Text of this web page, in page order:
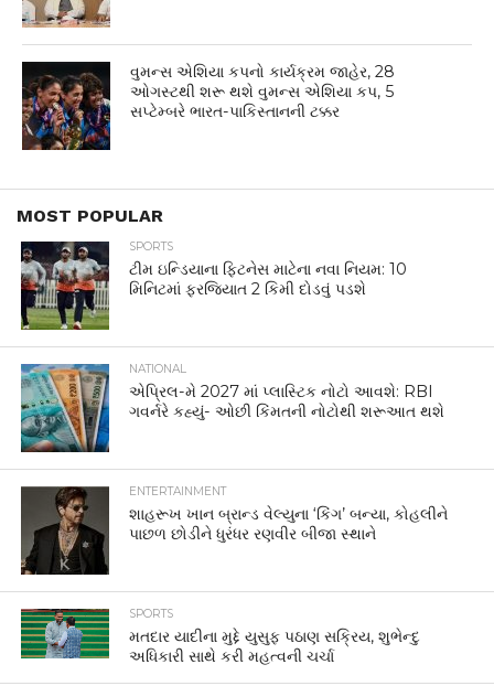
વુમન્સ એશિયા કપનો કાર્યક્રમ જાહેર, 28
ઓગસ્ટથી શરૂ થશે વુમન્સ એશિયા કપ, 5
સપ્ટેમ્બરે ભારત-પાકિસ્તાનની ટક્કર
MOST POPULAR
SPORTS
ટીમ ઇન્ડિયાના ફિટનેસ માટેના નવા નિયમ: 10
મિનિટમાં ફરજિયાત 2 કિમી દોડવું પડશે
NATIONAL
એપ્રિલ-મે 2027 માં પ્લાસ્ટિક નોટો આવશે: RBI
ગવર્નરે કહ્યું- ઓછી કિંમતની નોટોથી શરૂઆત થશે
ENTERTAINMENT
શાહરૂખ ખાન બ્રાન્ડ વેલ્યુના ‘કિંગ’ બન્યા, કોહલીને
પાછળ છોડીને ધુરંધર રણવીર બીજા સ્થાને
SPORTS
મતદાર યાદીના મુદ્દે યુસુફ પઠાણ સક્રિય, શુભેન્દુ
અધિકારી સાથે કરી મહત્વની ચર્ચા